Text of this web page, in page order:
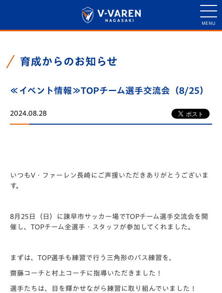
育成からのお知らせ
≪イベント情報≫TOPチーム選手交流会（8/25）
2024.08.28
いつもV・ファーレン長崎にご声援いただきありがとうございま
す。
8月25日（日）に諫早市サッカー場でTOPチーム選手交流会を開
催し、TOPチーム全選手・スタッフが参加してくれました。
まずは、TOP選手も練習で行う三角形のパス練習を、
齋藤コーチと村上コーチに指導いただきました！
選手たちは、目を輝かせながら練習に取り組んでいました！